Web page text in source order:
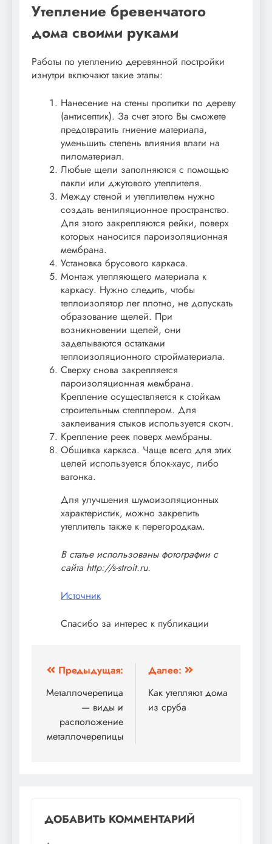
Утепление бревенчатого
дома своими руками
Работы по утеплению деревянной постройки
изнутри включают такие этапы:
Нанесение на стены пропитки по дереву
(антисептик). За счет этого Вы сможете
предотвратить гниение материала,
уменьшить степень влияния влаги на
пиломатериал.
Любые щели заполняются с помощью
пакли или джутового утеплителя.
Между стеной и утеплителем нужно
создать вентиляционное пространство.
Для этого закрепляются рейки, поверх
которых наносится пароизоляционная
мембрана.
Установка брусового каркаса.
Монтаж утепляющего материала к
каркасу. Нужно следить, чтобы
теплоизолятор лег плотно, не допускать
образование щелей. При
возникновении щелей, они
заделываются остатками
теплоизоляционного стройматериала.
Сверху снова закрепляется
пароизоляционная мембрана.
Крепление осуществляется к стойкам
строительным степплером. Для
заклеивания стыков используется скотч.
Крепление реек поверх мембраны.
Обшивка каркаса. Чаще всего для этих
целей используется блок-хаус, либо
вагонка.
Для улучшения шумоизоляционных
характеристик, можно закрепить
утеплитель также к перегородкам.
В статье использованы фотографии с
сайта http://s-stroit.ru.
Источник
Спасибо за интерес к публикации
Навигация
по
записям
Предыдущая:
Металлочерепица
— виды и
расположение
металлочерепицы
Далее:
Как утепляют дома
из сруба
ДОБАВИТЬ КОММЕНТАРИЙ